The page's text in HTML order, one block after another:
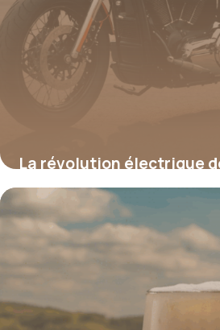
La révolution électrique
Davidson : découvrez la
héritage et innovation
16 juin 2026